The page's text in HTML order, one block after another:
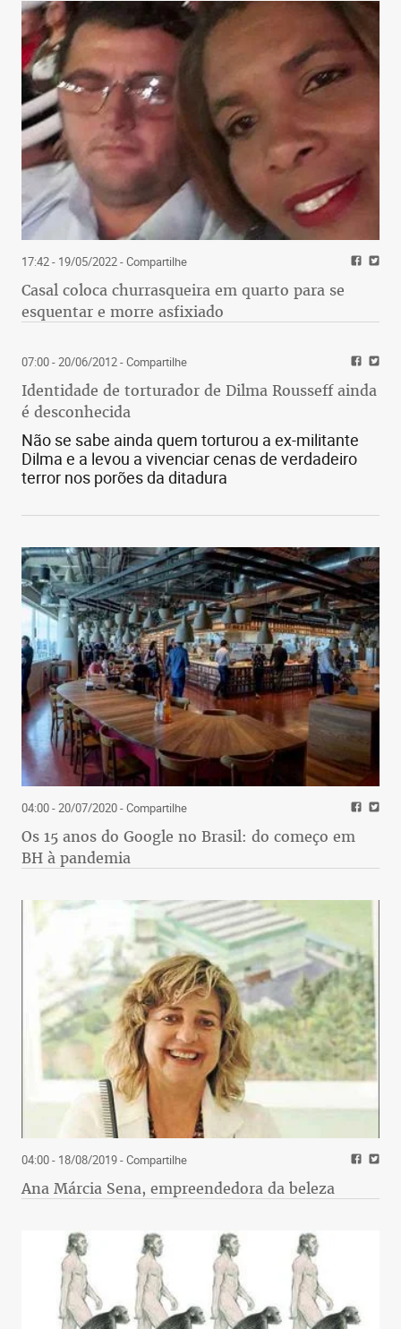
17:42 - 19/05/2022- Compartilhe
Casal coloca churrasqueira em quarto para se
esquentar e morre asfixiado
07:00 - 20/06/2012- Compartilhe
Identidade de torturador de Dilma Rousseff ainda
é desconhecida
Não se sabe ainda quem torturou a ex-militante
Dilma e a levou a vivenciar cenas de verdadeiro
terror nos porões da ditadura
04:00 - 20/07/2020- Compartilhe
Os 15 anos do Google no Brasil: do começo em
BH à pandemia
04:00 - 18/08/2019- Compartilhe
Ana Márcia Sena, empreendedora da beleza